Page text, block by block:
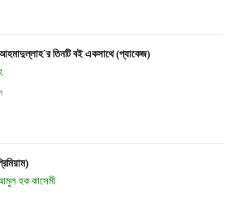
তিনটি বই একসাথে (প্যাকেজ)
হক কাসেমী